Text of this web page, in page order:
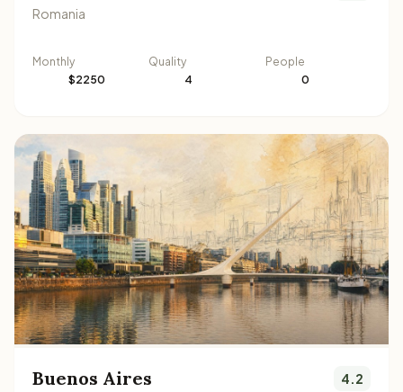
Romania
Monthly
$2250
Quality
4
People
0
Buenos Aires 4.2